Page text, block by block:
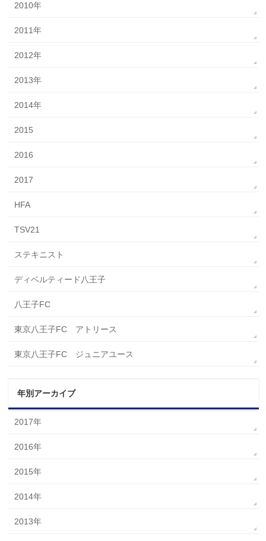
2010年
2011年
2012年
2013年
2014年
2015
2016
2017
HFA
TSV21
ステキニスト
ディベルティード八王子
八王子FC
東京八王子FC アトリース
東京八王子FC ジュニアユース
年別アーカイブ
2017年
2016年
2015年
2014年
2013年